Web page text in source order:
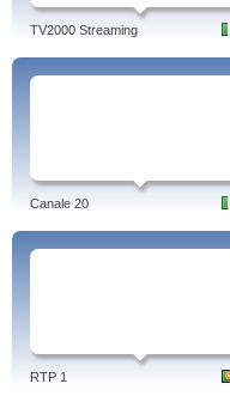
TV2000 Streaming
Canale 20
RTP 1